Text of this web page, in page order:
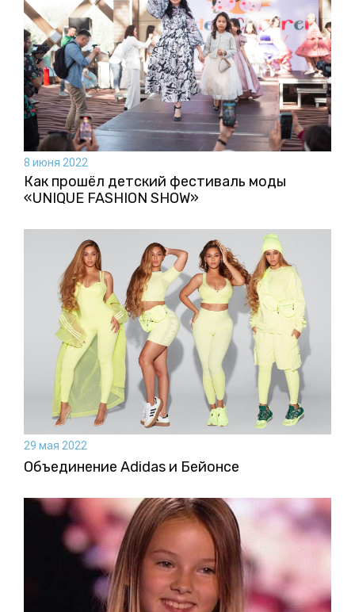
8 июня 2022
Как прошёл детский фестиваль моды
«UNIQUE FASHION SHOW»
29 мая 2022
Объединение Adidas и Бейонсе